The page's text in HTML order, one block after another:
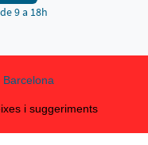
9 a 18h
i suggeriments